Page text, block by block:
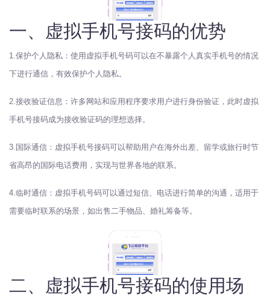
一、虚拟手机号接码的优势
1.保护个人隐私：使用虚拟手机号码可以在不暴露个人真实手机号的情况
下进行通信，有效保护个人隐私。
2.接收验证信息：许多网站和应用程序要求用户进行身份验证，此时虚拟
手机号接码成为接收验证码的理想选择。
3.国际通信：虚拟手机号接码可以帮助用户在海外出差、留学或旅行时节
省高昂的国际电话费用，实现与世界各地的联系。
4.临时通信：虚拟手机号码可以通过短信、电话进行简单的沟通，适用于
需要临时联系的场景，如出售二手物品、婚礼筹备等。
二、虚拟手机号接码的使用场